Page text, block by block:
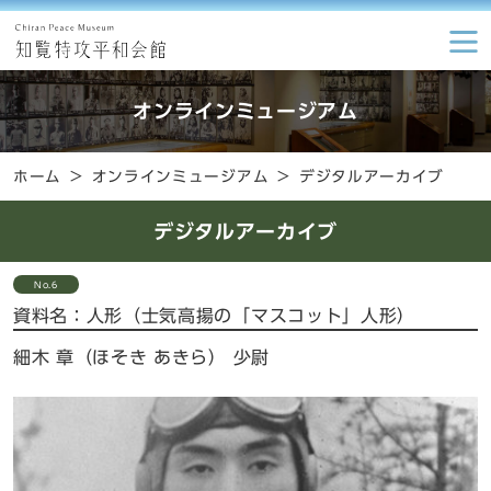
オンラインミュージアム
ホーム オンラインミュージアム デジタルアーカイブ
デジタルアーカイブ
No.6
資料名： 人形（士気高揚の「マスコット」人形）
細木 章（ほそき あきら） 少尉